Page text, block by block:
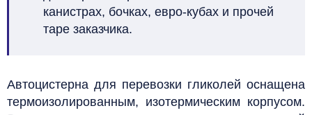
канистрах, бочках, евро-кубах и прочей
таре заказчика.
Автоцистерна для перевозки гликолей оснащена
термоизолированным, изотермическим корпусом.